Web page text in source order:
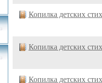
Копилка детских
Копилка детских
Копилка детских